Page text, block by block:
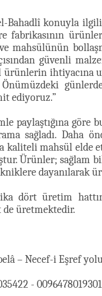
konuyla ilgili
fabrikasının
mahsülünün
güvenli
ürünlerin
ediyoruz.”
paylaştığına göre
sağladı. Daha
kaliteli mahsül elde
Ürünler; sağlam
dayanılarak
dört üretim
de üretmektedir.
– Necef-i Eşref
-